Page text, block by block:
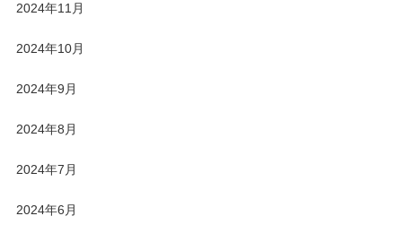
2024年11月
2024年10月
2024年9月
2024年8月
2024年7月
2024年6月